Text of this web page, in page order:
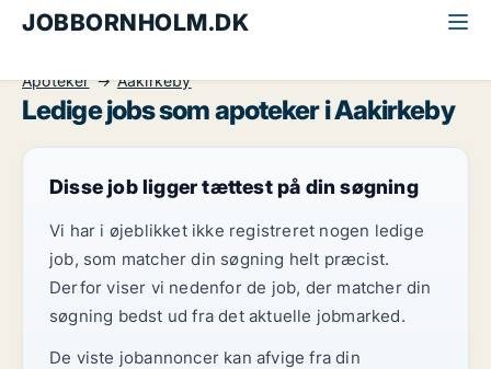
JOBBORNHOLM.DK
Apoteker
Aakirkeby
Ledige jobs som apoteker i Aakirkeby
Disse job ligger tættest på din søgning
Vi har i øjeblikket ikke registreret nogen ledige
job, som matcher din søgning helt præcist.
Derfor viser vi nedenfor de job, der matcher din
søgning bedst ud fra det aktuelle jobmarked.
De viste jobannoncer kan afvige fra din